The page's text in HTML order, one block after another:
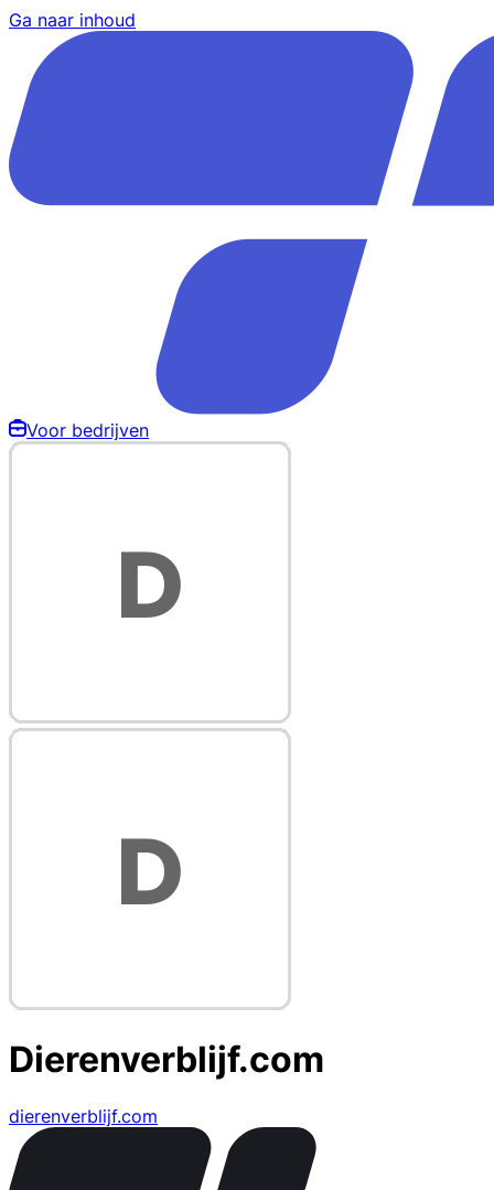
Ga naar inhoud
Voor bedrijven
Dierenverblijf.com
dierenverblijf.com